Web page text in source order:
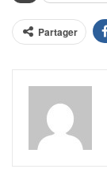
Partager